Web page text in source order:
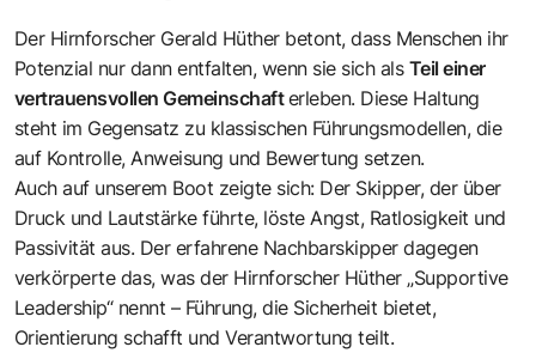
Der Hirnforscher Gerald Hüther betont, dass Menschen ihr
Potenzial nur dann entfalten, wenn sie sich als Teil einer
vertrauensvollen Gemeinschafterleben. Diese Haltung
steht im Gegensatz zu klassischen Führungsmodellen, die
auf Kontrolle, Anweisung und Bewertung setzen.
Auch auf unserem Boot zeigte sich: Der Skipper, der über
Druck und Lautstärke führte, löste Angst, Ratlosigkeit und
Passivität aus. Der erfahrene Nachbarskipper dagegen
verkörperte das, was der Hirnforscher Hüther „Supportive
Leadership“ nennt – Führung, die Sicherheit bietet,
Orientierung schafft und Verantwortung teilt.